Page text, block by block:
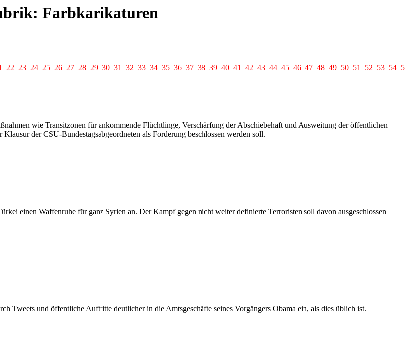
Farbkarikaturen
22 23 24 25 26 27 28 29 30 31 32 33 34 35 36 37 38 39 40 41 42 43 44 45 46 47 48 49 50 51 52 53 54
wie Transitzonen für ankommende Flüchtlinge, Verschärfung der Abschiebehaft und Ausweitung der öffentlichen
der CSU-Bundestagsabgeordneten als Forderung beschlossen werden soll.
einen Waffenruhe für ganz Syrien an. Der Kampf gegen nicht weiter definierte Terroristen soll davon ausgeschlossen
Tweets und öffentliche Auftritte deutlicher in die Amtsgeschäfte seines Vorgängers Obama ein, als dies üblich ist.